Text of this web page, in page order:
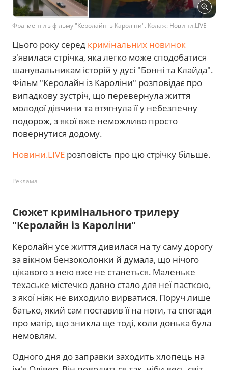
Фрагменти з фільму "Керолайн із Кароліни". Колаж: Новини.LIVE
Цього року серед кримінальних новинок
з'явилася стрічка, яка легко може сподобатися
шанувальникам історій у дусі "Бонні та Клайда".
Фільм "Керолайн із Кароліни" розповідає про
випадкову зустріч, що перевернула життя
молодої дівчини та втягнула її у небезпечну
подорож, з якої вже неможливо просто
повернутися додому.
Новини.LIVE розповість про цю стрічку більше.
Реклама
Сюжет кримінального трилеру
"Керолайн із Кароліни"
Керолайн усе життя дивилася на ту саму дорогу
за вікном бензоколонки й думала, що нічого
цікавого з нею вже не станеться. Маленьке
техаське містечко давно стало для неї пасткою,
з якої ніяк не виходило вирватися. Поруч лише
батько, який сам поставив її на ноги, та спогади
про матір, що зникла ще тоді, коли донька була
немовлям.
Одного дня до заправки заходить хлопець на